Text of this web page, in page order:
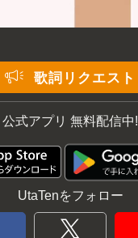
歌詞リクエスト
公式アプリ 無料配信中!
UtaTenをフォロー